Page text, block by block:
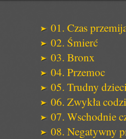
01. Czas
02. Śmierć
03. Bronx
04. Przemoc
05. Trudny
06. Zwykła
07. Wschodnie
08. Negatywny